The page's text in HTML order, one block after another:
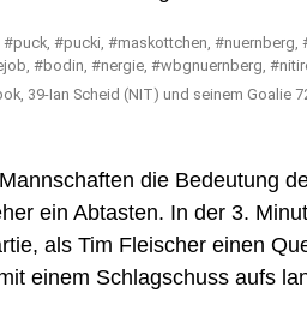
39-Ian Scheid (NIT) und seinem Goalie
die Bedeutung
ein Abtasten. In der 3.
als Tim Fleischer einen
einem Schlagschuss aufs